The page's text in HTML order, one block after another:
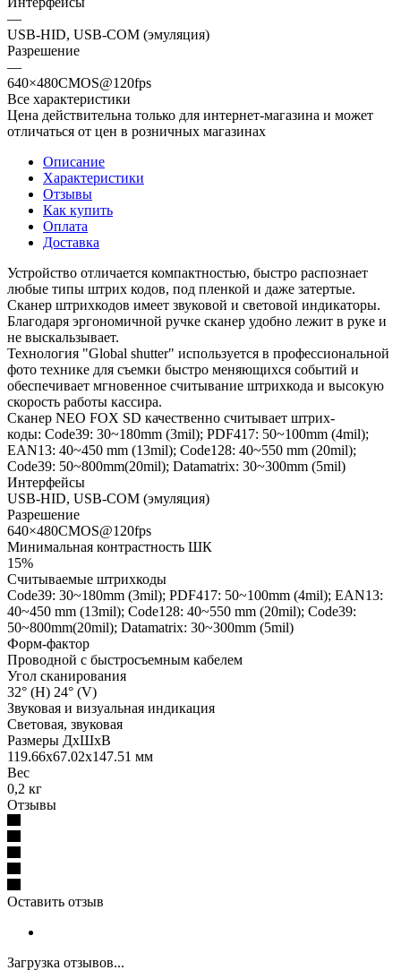
—
USB-HID, USB-COM (эмуляция)
Разрешение
—
640×480CMOS@120fps
Все характеристики
Цена действительна только для интернет-магазина и может
отличаться от цен в розничных магазинах
Описание
Характеристики
Отзывы
Как купить
Оплата
Доставка
Устройство отличается компактностью, быстро распознает
любые типы штрих кодов, под пленкой и даже затертые.
Сканер штрихкодов имеет звуковой и световой индикаторы.
Благодаря эргономичной ручке сканер удобно лежит в руке и
не выскальзывает.
Технология "Global shutter" используется в профессиональной
фото технике для съемки быстро меняющихся событий и
обеспечивает мгновенное считывание штрихкода и высокую
скорость работы кассира.
Сканер NEO FOX SD качественно считывает штрих-
коды: Code39: 30~180mm (3mil); PDF417: 50~100mm (4mil);
EAN13: 40~450 mm (13mil); Code128: 40~550 mm (20mil);
Code39: 50~800mm(20mil); Datamatrix: 30~300mm (5mil)
Интерфейсы
USB-HID, USB-COM (эмуляция)
Разрешение
640×480CMOS@120fps
Минимальная контрастность ШК
15%
Считываемые штрихкоды
Code39: 30~180mm (3mil); PDF417: 50~100mm (4mil); EAN13:
40~450 mm (13mil); Code128: 40~550 mm (20mil); Code39:
50~800mm(20mil); Datamatrix: 30~300mm (5mil)
Форм-фактор
Проводной с быстросъемным кабелем
Угол сканирования
32° (H) 24° (V)
Звуковая и визуальная индикация
Световая, звуковая
Размеры ДхШхВ
119.66x67.02x147.51 мм
Вес
0,2 кг
Отзывы
Оставить отзыв
Загрузка отзывов...